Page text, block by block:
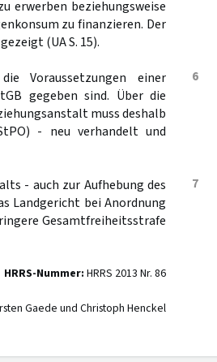
erwerben beziehungsweise
zu finanzieren. Der
(UA S. 15).
6
Voraussetzungen einer
gegeben sind. Über die
muss deshalb
- neu verhandelt und
7
- auch zur Aufhebung des
Landgericht bei Anordnung
Gesamtfreiheitsstrafe
HRRS-Nummer: HRRS 2013 Nr. 86
Gaede und Christoph Henckel